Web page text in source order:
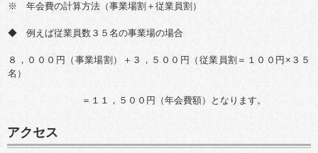
※ 年会費の計算方法（事業場割＋従業員割）
◆ 例えば従業員数３５名の事業場の場合
８，０００円（事業場割）＋３，５００円（従業員割＝１００円×３５
名）
＝１１，５００円（年会費額）となります。
アクセス